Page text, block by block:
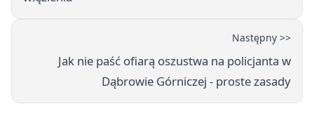
Następny >>
Jak nie paść ofiarą oszustwa na policjanta w
Dąbrowie Górniczej - proste zasady